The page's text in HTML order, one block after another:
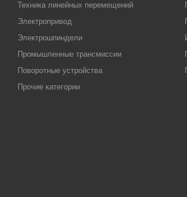
Техника линейных перемещений
Электропривод
Электрошпиндели
Промышленные трансмиссии
Поворотные устройства
Прочие категории